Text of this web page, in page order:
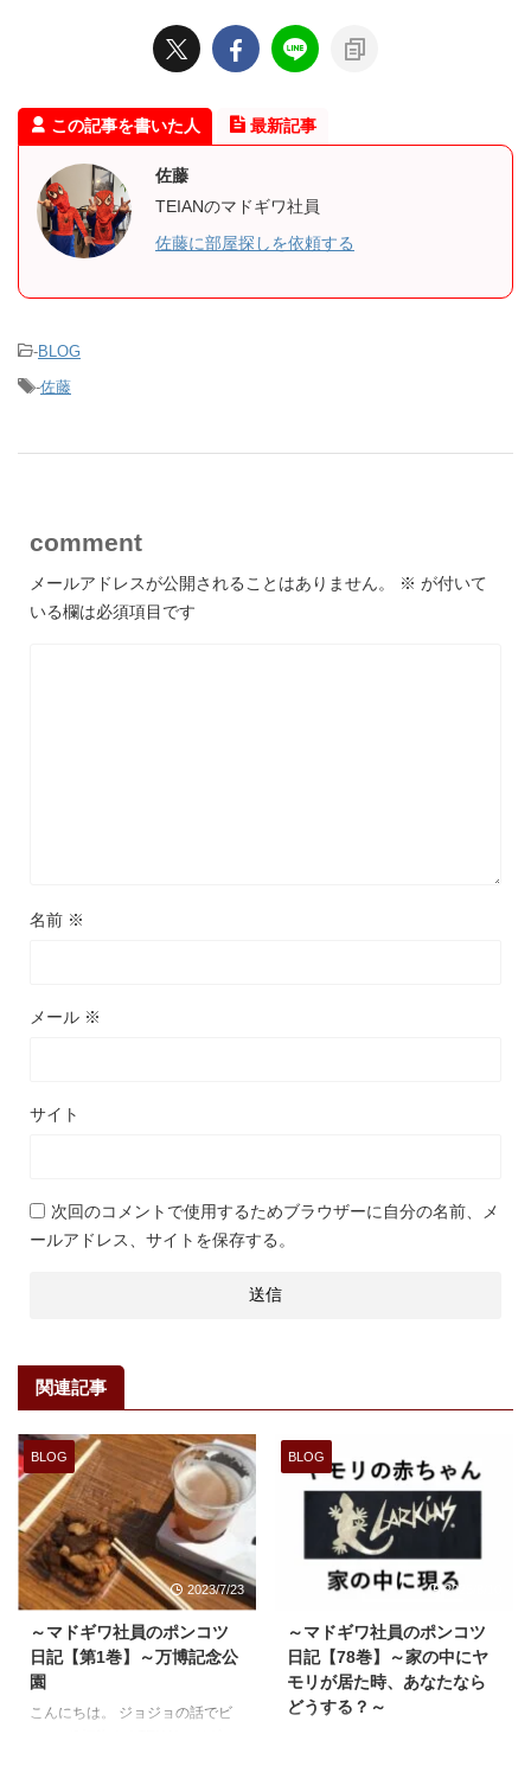
この記事を書いた人 最新記事
佐藤
TEIANのマドギワ社員
佐藤に部屋探しを依頼する
-BLOG
-佐藤
comment
メールアドレスが公開されることはありません。 ※ が付いて
いる欄は必須項目です
名前 ※
メール ※
サイト
次回のコメントで使用するためブラウザーに自分の名前、メ
ールアドレス、サイトを保存する。
関連記事
BLOG
2023/7/23
～マドギワ社員のポンコツ
日記【第1巻】～万博記念公
園
こんにちは。 ジョジョの話でビ
BLOG
2025/8/10
～マドギワ社員のポンコツ
日記【78巻】～家の中にヤ
モリが居た時、あなたなら
どうする？～